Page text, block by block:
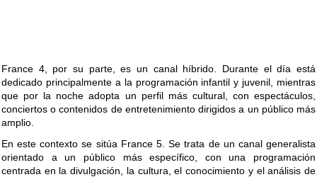
France 4, por su parte, es un canal híbrido. Durante el día está
dedicado principalmente a la programación infantil y juvenil, mientras
que por la noche adopta un perfil más cultural, con espectáculos,
conciertos o contenidos de entretenimiento dirigidos a un público más
amplio.
En este contexto se sitúa France 5. Se trata de un canal generalista
orientado a un público más específico, con una programación
centrada en la divulgación, la cultura, el conocimiento y el análisis de